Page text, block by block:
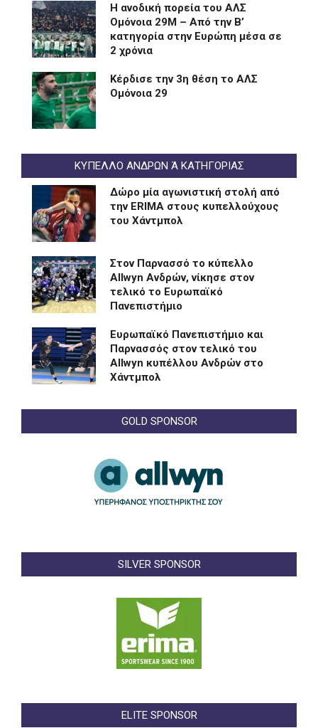
Η ανοδική πορεία του ΑΛΣ
Ομόνοια 29Μ – Από την Β’
κατηγορία στην Ευρώπη μέσα σε
2 χρόνια
Kέρδισε την 3η θέση το ΑΛΣ
Ομόνοια 29
ΚΥΠΕΛΛΟ ΑΝΔΡΩΝ Ά ΚΑΤΗΓΟΡΙΑΣ
Δώρο μία αγωνιστική στολή από
την ERIMA στους κυπελλούχους
του Χάντμπολ
Στον Παρνασσό το κύπελλο
Allwyn Ανδρών, νίκησε στον
τελικό το Ευρωπαϊκό
Πανεπιστήμιο
Eυρωπαϊκό Πανεπιστήμιο και
Παρνασσός στον τελικό του
Allwyn κυπέλλου Ανδρών στο
Χάντμπολ
GOLD SPONSOR
SILVER SPONSOR
ELITE SPONSOR